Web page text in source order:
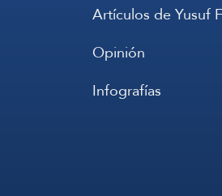
Artículos de Yusuf
Opinión
Infografías